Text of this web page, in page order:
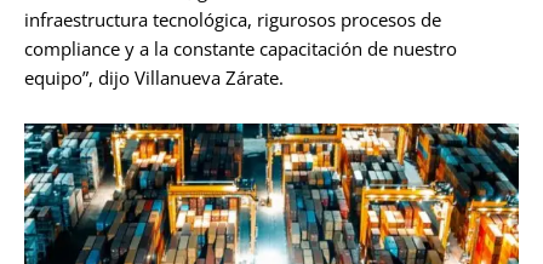
infraestructura tecnológica, rigurosos procesos de
compliance y a la constante capacitación de nuestro
equipo”, dijo Villanueva Zárate.